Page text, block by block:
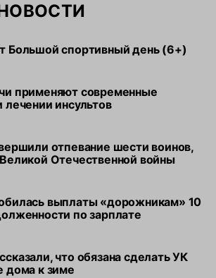
Большой спортивный день (6+)
применяют современные
лечении инсультов
отпевание шести воинов,
Отечественной войны
выплаты «дорожникам» 10
по зарплате
что обязана сделать УК
дома к зиме